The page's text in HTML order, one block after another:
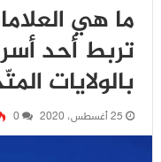
ما هي
تربط أحد
بالولايات
25 أغسطس، 2020 0